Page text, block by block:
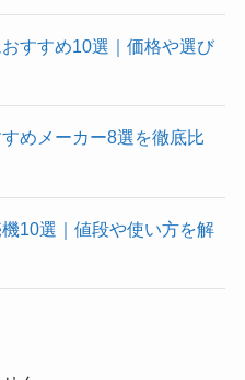
すすめ10選｜価格や選び
めメーカー8選を徹底比
10選｜値段や使い方を解